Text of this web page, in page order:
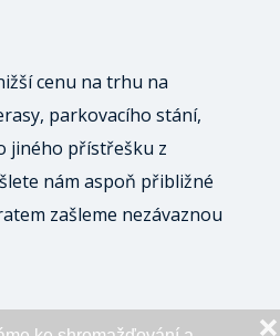
❌
cenu na trhu na
parkovacího stání,
jiného přístřešku z
nám aspoň přibližné
zašleme nezávaznou